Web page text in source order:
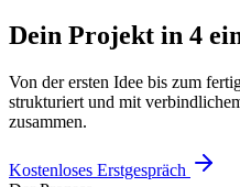
Dein Projekt in 4
Von der ersten Idee bis zum
strukturiert und mit
zusammen.
Kostenloses Erstgespräch